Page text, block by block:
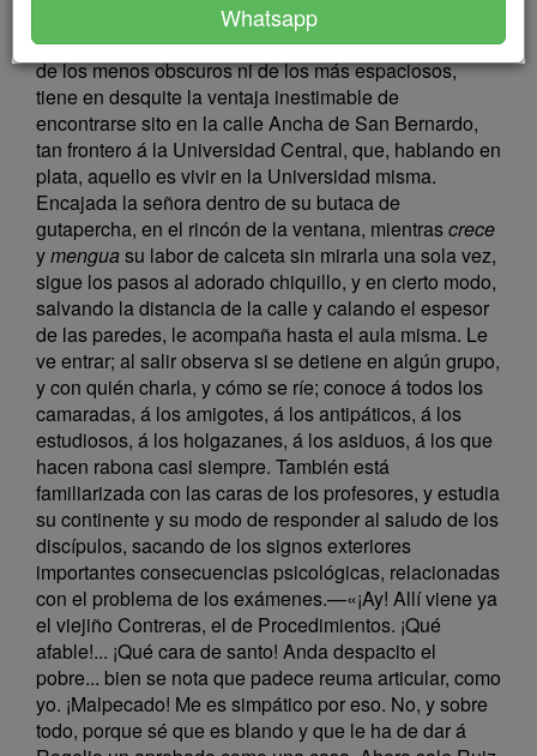
Si el entresuelo que habitan en Madrid doña Aurora
Nogueira de Pardiñas y su hijo único Rogelio no es ni
de los menos obscuros ni de los más espaciosos,
tiene en desquite la ventaja inestimable de
encontrarse sito en la calle Ancha de San Bernardo,
tan frontero á la Universidad Central, que, hablando en
plata, aquello es vivir en la Universidad misma.
Encajada la señora dentro de su butaca de
gutapercha, en el rincón de la ventana, mientrascrece
ymengua su labor de calceta sin mirarla una sola vez,
sigue los pasos al adorado chiquillo, y en cierto modo,
salvando la distancia de la calle y calando el espesor
de las paredes, le acompaña hasta el aula misma. Le
ve entrar; al salir observa si se detiene en algún grupo,
y con quién charla, y cómo se ríe; conoce á todos los
camaradas, á los amigotes, á los antipáticos, á los
estudiosos, á los holgazanes, á los asiduos, á los que
hacen rabona casi siempre. También está
familiarizada con las caras de los profesores, y estudia
su continente y su modo de responder al saludo de los
discípulos, sacando de los signos exteriores
importantes consecuencias psicológicas, relacionadas
con el problema de los exámenes.—«¡Ay! Allí viene ya
el viejiño Contreras, el de Procedimientos. ¡Qué
afable!... ¡Qué cara de santo! Anda despacito el
pobre... bien se nota que padece reuma articular, como
yo. ¡Malpecado! Me es simpático por eso. No, y sobre
todo, porque sé que es blando y que le ha de dar á
Whatsapp